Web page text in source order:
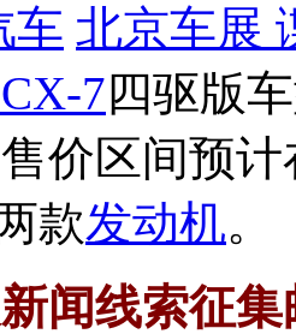
车 北京车展
CX-7四驱版
价区间预计
款发动机。
闻线索征集